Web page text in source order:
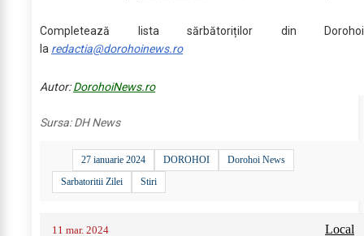
Completează lista sărbătoriților din
la redactia@dorohoinews.ro
Autor:DorohoiNews.ro
Sursa:DH News
27 ianuarie 2024 DOROHOI
Dorohoi News
Sarbatoritii Zilei
Stiri
11 mar. 2024 Local